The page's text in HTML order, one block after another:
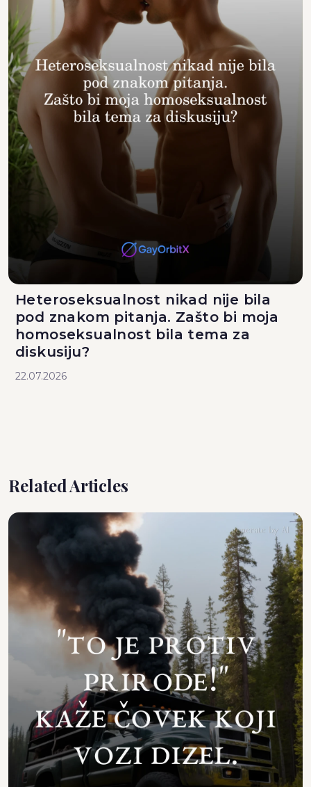
Heteroseksualnost nikad nije bila
pod znakom pitanja. Zašto bi moja
homoseksualnost bila tema za
diskusiju?
22.07.2026
Related Articles